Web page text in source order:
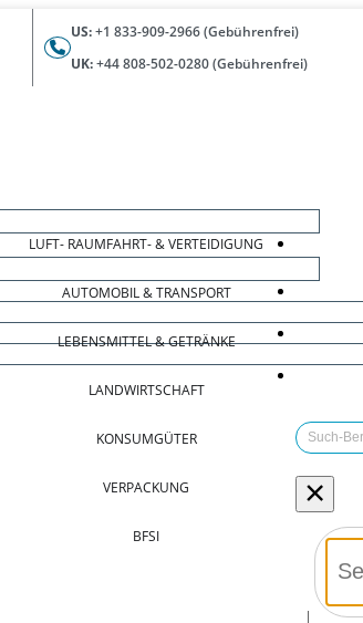
US:+1 833-909-2966 (Gebührenfrei)
UK:+44 808-502-0280 (Gebührenfrei)
LUFT- RAUMFAHRT- & VERTEIDIGUNG
AUTOMOBIL & TRANSPORT
LEBENSMITTEL & GETRÄNKE
LANDWIRTSCHAFT
KONSUMGÜTER
VERPACKUNG
BFSI
×